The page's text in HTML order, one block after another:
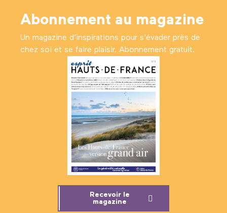
Abonnement au magazine
Un magazine d’inspirations pour s'évader près de
chez soi et se faire plaisir. Abonnement gratuit.
Recevoir le
magazine